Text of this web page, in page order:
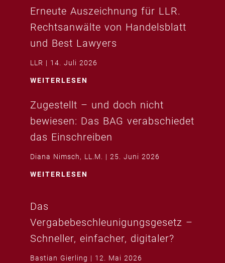
Erneute Auszeichnung für LLR.
Rechtsanwälte von Handelsblatt
und Best Lawyers
LLR 14. Juli 2026
WEITERLESEN
Zugestellt – und doch nicht
bewiesen: Das BAG verabschiedet
das Einschreiben
Diana Nimsch, LL.M. 25. Juni 2026
WEITERLESEN
Das
Vergabebeschleunigungsgesetz –
Schneller, einfacher, digitaler?
Bastian Gierling 12. Mai 2026